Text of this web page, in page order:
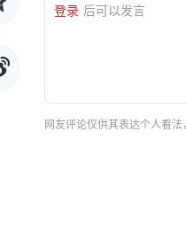
登录 后可以发言
网友评论仅供其表达个人看